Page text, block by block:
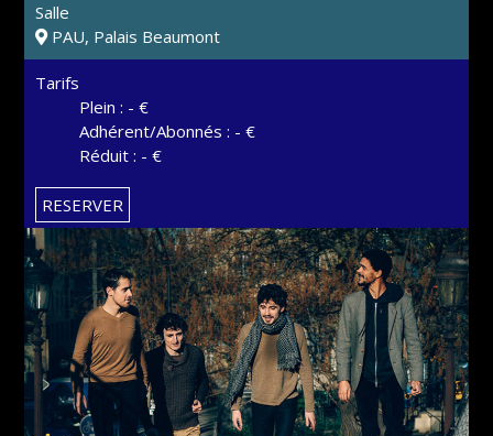
Salle
PAU, Palais Beaumont
Tarifs
Plein : - €
Adhérent/Abonnés : - €
Réduit : - €
RESERVER